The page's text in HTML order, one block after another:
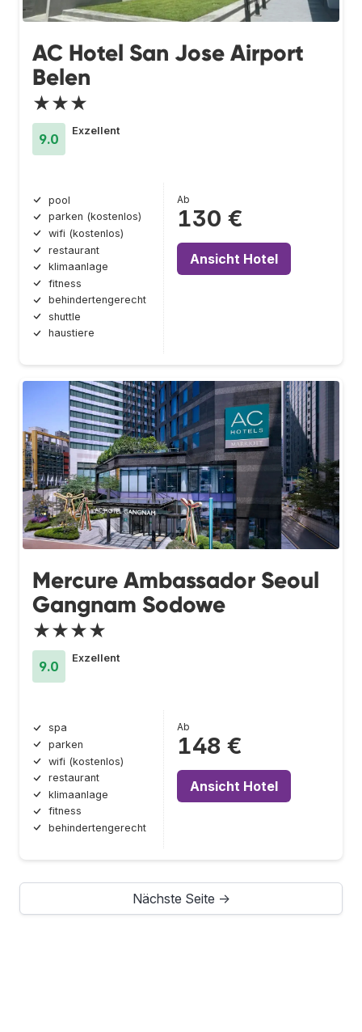
AC Hotel San Jose Airport
Belen
★★★
9.0
Exzellent
pool
parken (kostenlos)
wifi (kostenlos)
restaurant
klimaanlage
fitness
behindertengerecht
shuttle
haustiere
Ab
130 €
Ansicht Hotel
Mercure Ambassador Seoul
Gangnam Sodowe
★★★★
9.0
Exzellent
spa
parken
wifi (kostenlos)
restaurant
klimaanlage
fitness
behindertengerecht
Ab
148 €
Ansicht Hotel
Nächste Seite →